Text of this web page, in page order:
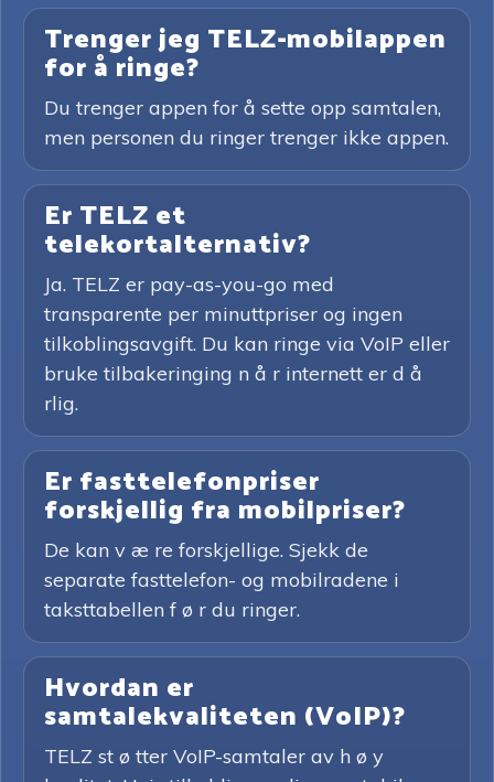
Trenger jeg TELZ-mobilappen
for å ringe?
Du trenger appen for å sette opp samtalen,
men personen du ringer trenger ikke appen.
Er TELZ et
telekortalternativ?
Ja. TELZ er pay-as-you-go med
transparente per minuttpriser og ingen
tilkoblingsavgift. Du kan ringe via VoIP eller
bruke tilbakeringing n å r internett er d å
rlig.
Er fasttelefonpriser
forskjellig fra mobilpriser?
De kan v æ re forskjellige. Sjekk de
separate fasttelefon- og mobilradene i
taksttabellen f ø r du ringer.
Hvordan er
samtalekvaliteten (VoIP)?
TELZ st ø tter VoIP-samtaler av h ø y